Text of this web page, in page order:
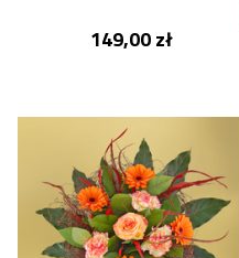
149,00 zł